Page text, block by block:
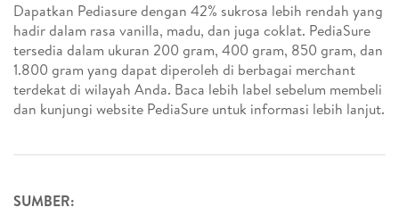
Dapatkan Pediasure dengan 42% sukrosa lebih rendah yang
hadir dalam rasa vanilla, madu, dan juga coklat. PediaSure
tersedia dalam ukuran 200 gram, 400 gram, 850 gram, dan
1.800 gram yang dapat diperoleh di berbagai merchant
terdekat di wilayah Anda. Baca lebih label sebelum membeli
dan kunjungi website PediaSure untuk informasi lebih lanjut.
SUMBER: